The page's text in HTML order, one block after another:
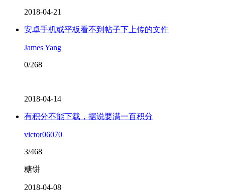
2018-04-21
安卓手机或平板看不到帖子下上传的文件
James Yang
0/268
2018-04-14
有积分不能下载，据说要满一百积分
victor06070
3/468
糖饼
2018-04-08